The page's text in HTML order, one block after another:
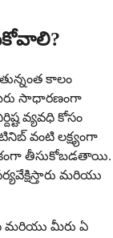
కాలం
సాధారణంగా
వ్యవధి కోసం
వంటి లక్ష్యంగా
తీసుకోబడతాయి.
మరియు
మరియు మీరు ఏ